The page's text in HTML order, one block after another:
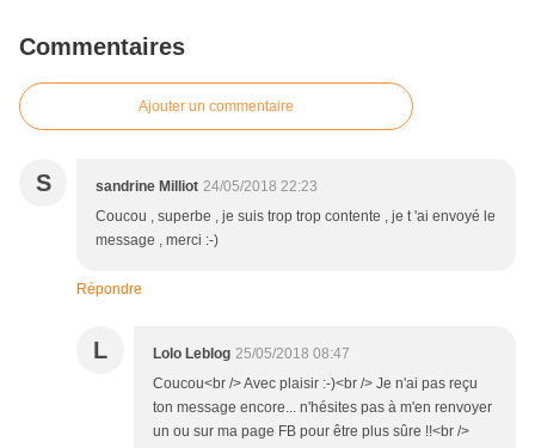
Commentaires
Ajouter un commentaire
S sandrine Milliot 24/05/2018 22:23
Coucou , superbe , je suis trop trop contente , je t 'ai envoyé le
message , merci :-)
Répondre
L Lolo Leblog 25/05/2018 08:47
Coucou<br /> Avec plaisir :-)<br /> Je n'ai pas reçu
ton message encore... n'hésites pas à m'en renvoyer
un ou sur ma page FB pour être plus sûre !!<br />